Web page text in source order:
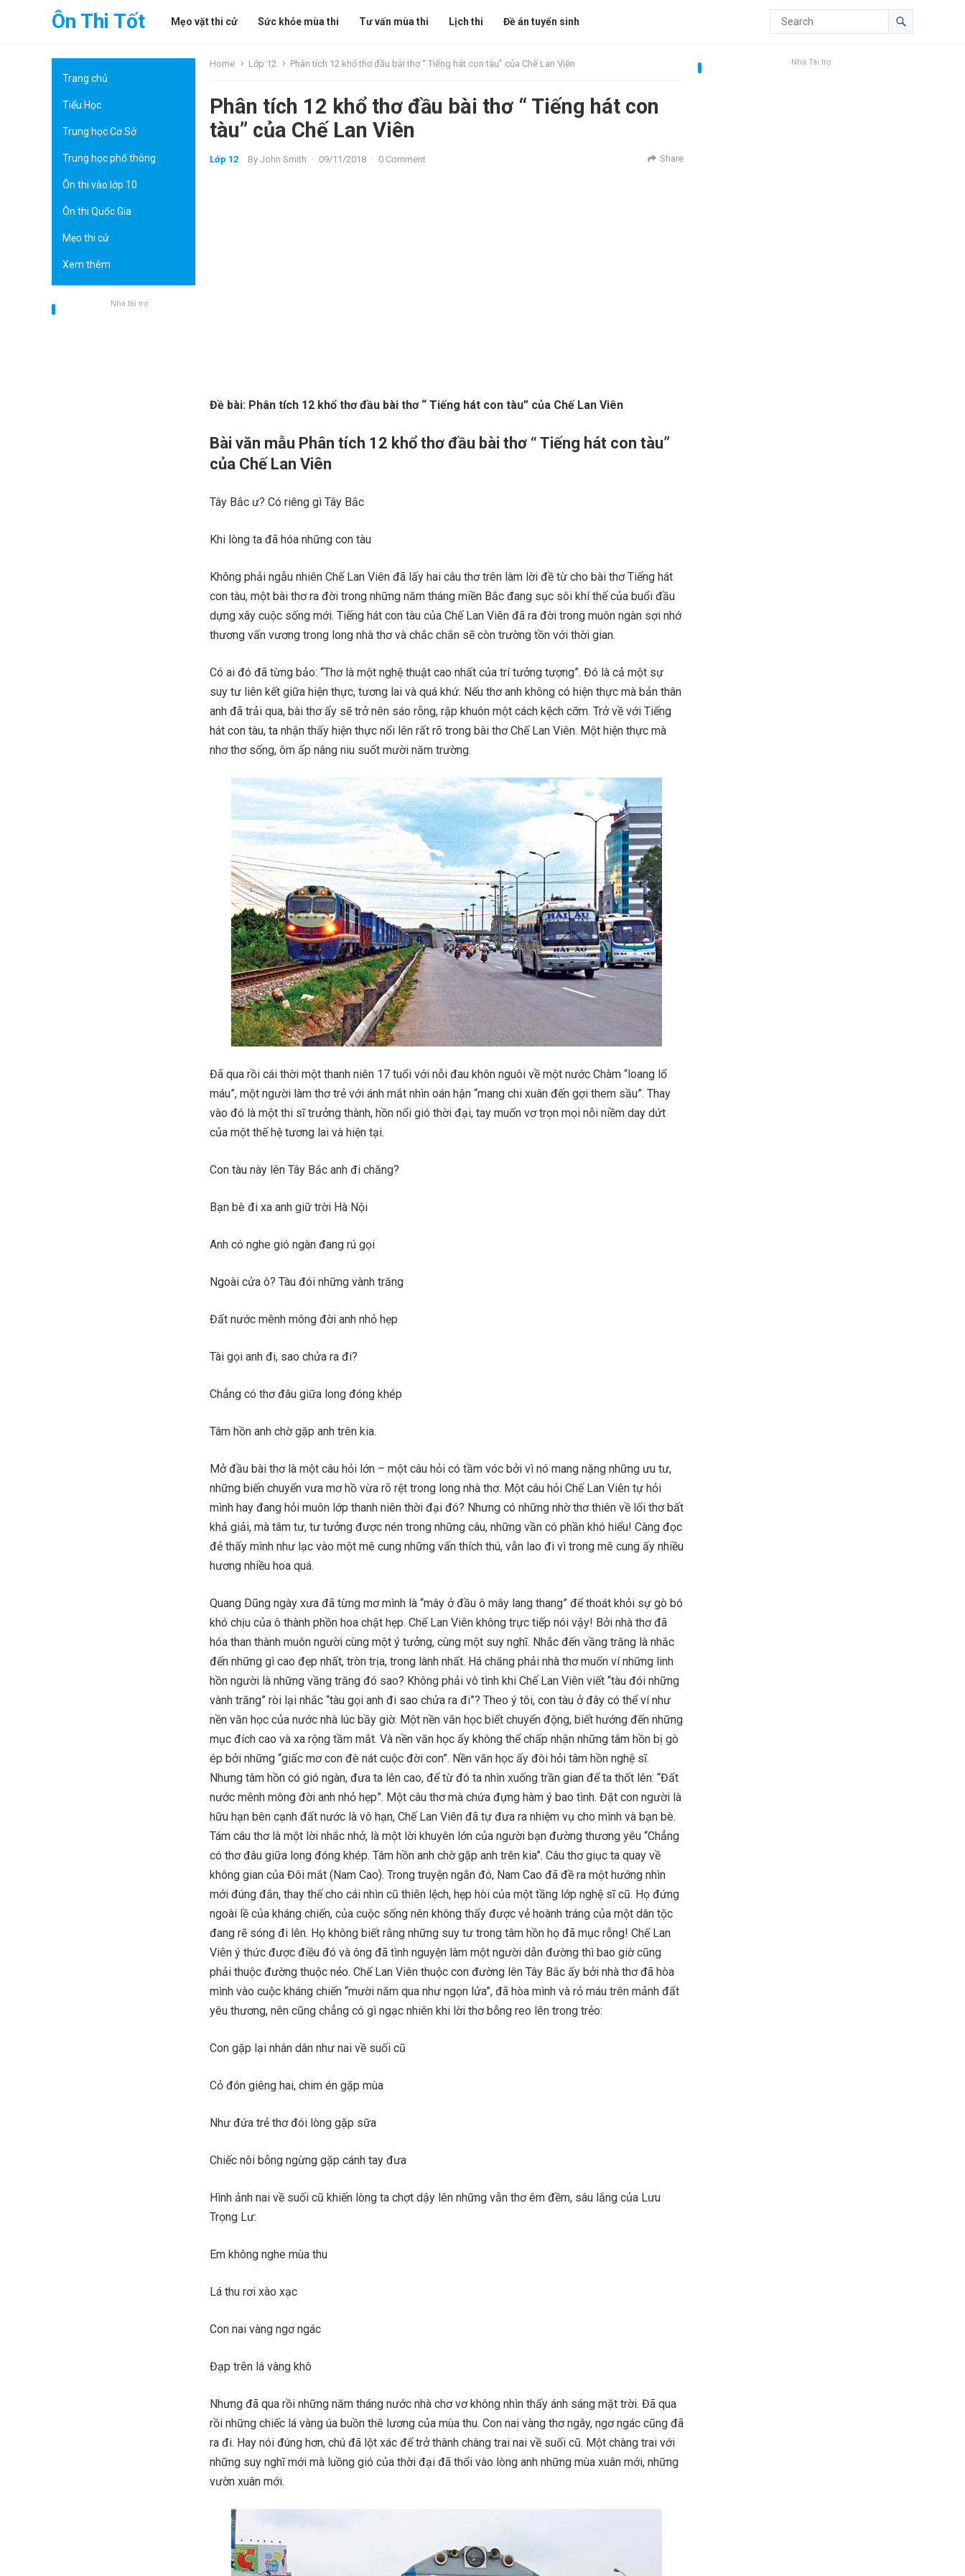
Ôn Thi Tốt Mẹo vặt thi cử Sức khỏe mùa thi Tư vấn mùa thi Lịch thi Đề án tuyển sinh
Trang chủ
Tiểu Học
Trung học Cơ Sở
Trung học phổ thông
Ôn thi vào lớp 10
Ôn thi Quốc Gia
Mẹo thi cử
Xem thêm
Nhà tài trợ
Home Lớp 12 Phân tích 12 khổ thơ đầu bài thơ “ Tiếng hát con tàu” của Chế Lan Viên
Phân tích 12 khổ thơ đầu bài thơ “ Tiếng hát con
tàu” của Chế Lan Viên
Lớp 12 By John Smith · 09/11/2018 · 0 Comment Share
Đề bài: Phân tích 12 khổ thơ đầu bài thơ “ Tiếng hát con tàu” của Chế Lan Viên
Bài văn mẫu Phân tích 12 khổ thơ đầu bài thơ “ Tiếng hát con tàu”
của Chế Lan Viên
Tây Bắc ư? Có riêng gì Tây Bắc
Khi lòng ta đã hóa những con tàu
Không phải ngẫu nhiên Chế Lan Viên đã lấy hai câu thơ trên làm lời đề từ cho bài thơ Tiếng hát
con tàu, một bài thơ ra đời trong những năm tháng miền Bắc đang sục sôi khí thế của buổi đầu
dựng xây cuộc sống mới. Tiếng hát con tàu của Chế Lan Viên đã ra đời trong muôn ngàn sợi nhớ
thương vấn vương trong long nhà thơ và chắc chắn sẽ còn trường tồn với thời gian.
Có ai đó đã từng bảo: “Thơ là một nghệ thuật cao nhất của trí tưởng tượng”. Đó là cả một sự
suy tư liên kết giữa hiện thực, tương lai và quá khứ. Nếu thơ anh không có hiện thực mà bản thân
anh đã trải qua, bài thơ ấy sẽ trở nên sáo rỗng, rập khuôn một cách kệch cỡm. Trở về với Tiếng
hát con tàu, ta nhận thấy hiện thực nổi lên rất rõ trong bài thơ Chế Lan Viên. Một hiện thực mà
nhơ thơ sống, ôm ấp nâng niu suốt mười năm trường.
Đã qua rồi cái thời một thanh niên 17 tuổi với nỗi đau khôn nguôi về một nước Chàm “loang lổ
máu”, một người làm thơ trẻ với ánh mắt nhìn oán hận “mang chi xuân đến gợi them sầu”. Thay
vào đó là một thi sĩ trưởng thành, hồn nổi gió thời đại, tay muốn vơ trọn mọi nỗi niềm day dứt
của một thế hệ tương lai và hiện tại.
Con tàu này lên Tây Bắc anh đi chăng?
Bạn bè đi xa anh giữ trời Hà Nội
Anh có nghe gió ngàn đang rú gọi
Ngoài cửa ô? Tàu đói những vành trăng
Đất nước mênh mông đời anh nhỏ hẹp
Tài gọi anh đi, sao chửa ra đi?
Chẳng có thơ đâu giữa long đóng khép
Tâm hồn anh chờ gặp anh trên kia.
Mở đầu bài thơ là một câu hỏi lớn – một câu hỏi có tầm vóc bởi vì nó mang nặng những ưu tư,
những biến chuyển vưa mơ hồ vừa rõ rệt trong long nhà thơ. Một câu hỏi Chế Lan Viên tự hỏi
mình hay đang hỏi muôn lớp thanh niên thời đại đó? Nhưng có những nhờ thơ thiên về lối thơ bất
khả giải, mà tâm tư, tư tưởng được nén trong những câu, những vần có phần khó hiểu! Càng đọc
đẻ thấy mình như lạc vào một mê cung những vấn thích thú, vẫn lao đi vì trong mê cung ấy nhiều
hương nhiều hoa quá.
Quang Dũng ngày xưa đã từng mơ mình là “mây ở đầu ô mây lang thang” để thoát khỏi sự gò bó
khó chịu của ô thành phồn hoa chật hẹp. Chế Lan Viên không trực tiếp nói vậy! Bởi nhà thơ đã
hóa than thành muôn người cùng một ý tưởng, cùng một suy nghĩ. Nhắc đến vầng trăng là nhắc
đến những gì cao đẹp nhất, tròn trịa, trong lành nhất. Há chăng phải nhà thơ muốn ví những linh
hồn người là những vầng trăng đó sao? Không phải vô tình khi Chế Lan Viên viết “tàu đói những
vành trăng” ròi lại nhắc “tàu gọi anh đi sao chửa ra đi”? Theo ý tôi, con tàu ở đây có thể ví như
nền văn học của nước nhà lúc bầy giờ. Một nền văn học biết chuyển động, biết hướng đến những
mục đích cao và xa rộng tầm mắt. Và nền văn học ấy không thể chấp nhận những tâm hồn bị gò
ép bởi những “giấc mơ con đè nát cuộc đời con”. Nền văn học ấy đòi hỏi tâm hồn nghệ sĩ.
Nhưng tâm hồn có gió ngàn, đưa ta lên cao, để từ đó ta nhìn xuống trần gian để ta thốt lên: “Đất
nước mênh mông đời anh nhỏ hẹp”. Một câu thơ mà chứa đựng hàm ý bao tình. Đặt con người là
hữu hạn bên cạnh đất nước là vô hạn, Chế Lan Viên đã tự đưa ra nhiệm vụ cho mình và bạn bè.
Tám câu thơ là một lời nhắc nhở, là một lời khuyên lớn của người bạn đường thương yêu “Chẳng
có thơ đâu giữa long đóng khép. Tâm hồn anh chờ gặp anh trên kia”. Câu thơ giục ta quay về
không gian của Đôi mắt (Nam Cao). Trong truyện ngắn đó, Nam Cao đã đề ra một hướng nhìn
mới đúng đắn, thay thế cho cái nhìn cũ thiên lệch, hẹp hòi của một tầng lớp nghệ sĩ cũ. Họ đứng
ngoài lề của kháng chiến, của cuộc sống nên không thấy được vẻ hoành tráng của một dân tộc
đang rẽ sóng đi lên. Họ không biết rằng những suy tư trong tâm hồn họ đã mục rỗng! Chế Lan
Viên ý thức được điều đó và ông đã tình nguyện làm một người dẫn đường thì bao giờ cũng
phải thuộc đường thuộc nẻo. Chế Lan Viên thuộc con đường lên Tây Bắc ấy bởi nhà thơ đã hòa
mình vào cuộc kháng chiến “mười năm qua như ngọn lửa”, đã hòa mình và rỏ máu trên mảnh đất
yêu thương, nên cũng chẳng có gì ngạc nhiên khi lời thơ bỗng reo lên trong trẻo:
Con gặp lại nhân dân như nai về suối cũ
Cỏ đón giêng hai, chim én gặp mùa
Như đứa trẻ thơ đói lòng gặp sữa
Chiếc nôi bỗng ngừng gặp cánh tay đưa
Hình ảnh nai về suối cũ khiến lòng ta chợt dậy lên những vẫn thơ êm đềm, sâu lắng của Lưu
Trọng Lư:
Em không nghe mùa thu
Lá thu rơi xào xạc
Con nai vàng ngơ ngác
Đạp trên lá vàng khô
Nhưng đã qua rồi những năm tháng nước nhà chơ vơ không nhìn thấy ánh sáng mặt trời. Đã qua
rồi những chiếc lá vàng úa buồn thê lương của mùa thu. Con nai vàng thơ ngây, ngơ ngác cũng đã
ra đi. Hay nói đúng hơn, chú đã lột xác để trở thành chàng trai nai về suối cũ. Một chàng trai với
những suy nghĩ mới mà luồng gió của thời đại đã thổi vào lòng anh những mùa xuân mới, những
vườn xuân mới.
Nhà Tài trợ